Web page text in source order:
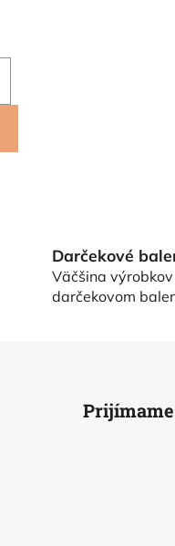
Darčekové
Väčšina
darčekovom